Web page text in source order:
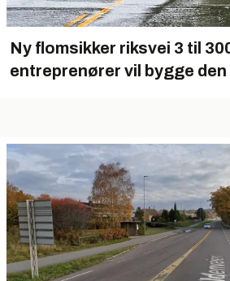
Ny flomsikker riksvei 3 til
entreprenører vil bygge den